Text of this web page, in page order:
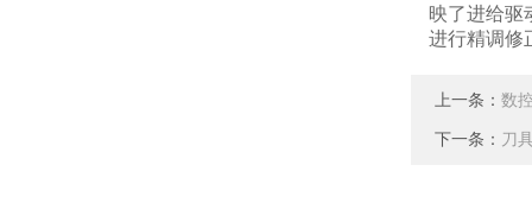
映了进给驱
进行精调修
上一条：数
下一条： 刀